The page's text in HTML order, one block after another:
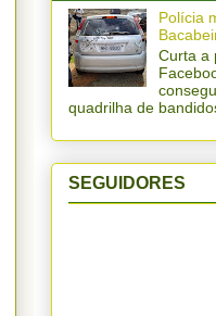
Polícia
Curta a
quadrilha de
SEGUIDORES